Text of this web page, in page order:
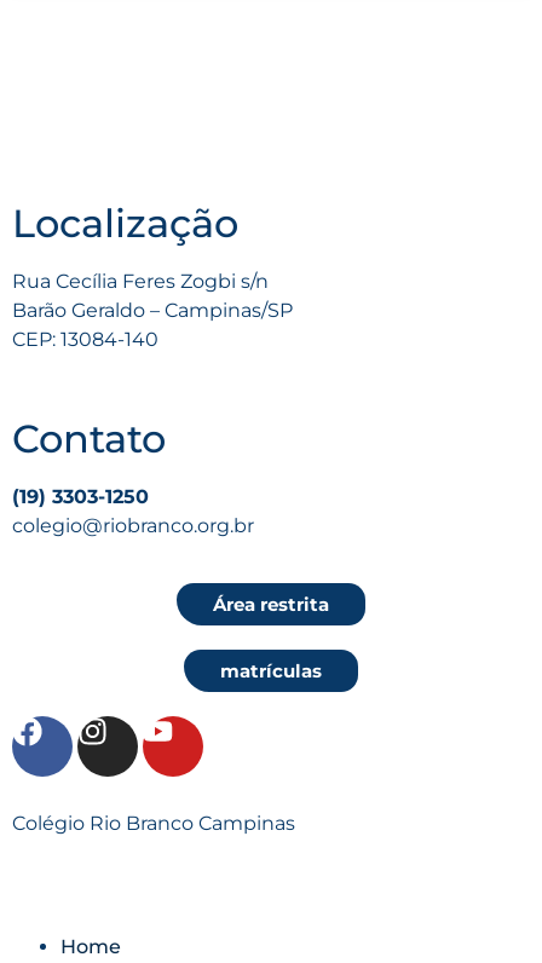
Localização
Rua Cecília Feres Zogbi s/n
Barão Geraldo – Campinas/SP
CEP: 13084-140
Contato
(19) 3303-1250
colegio@riobranco.org.br
Área restrita
matrículas
Colégio Rio Branco Campinas
Home